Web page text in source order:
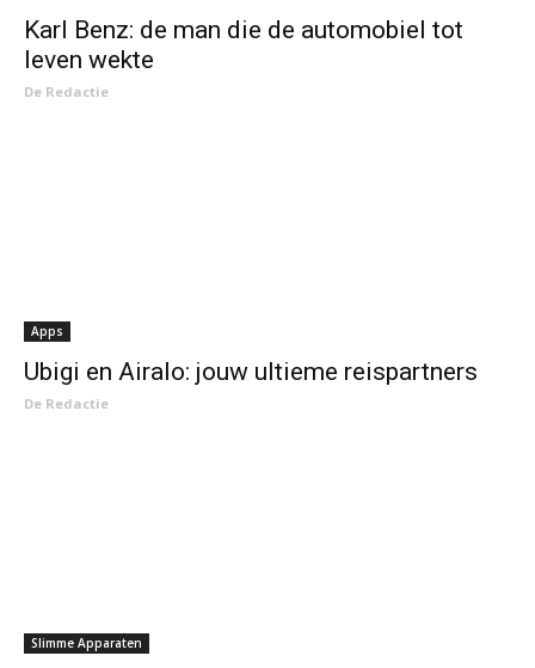
Karl Benz: de man die de automobiel tot
leven wekte
De Redactie
Apps
Ubigi en Airalo: jouw ultieme reispartners
De Redactie
Slimme Apparaten